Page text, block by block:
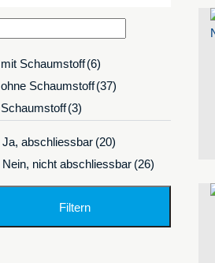
mit Schaumstoff(6)
ohne Schaumstoff(37)
Schaumstoff(3)
Ja, abschliessbar (20)
Nein, nicht abschliessbar (26)
Filtern